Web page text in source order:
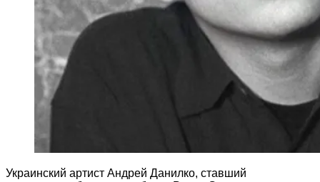
Украинский артист Андрей Данилко, ставший